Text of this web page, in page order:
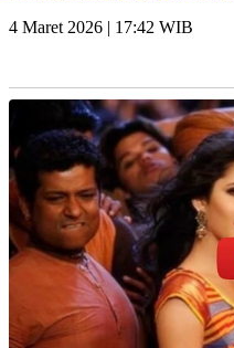
4 Maret 2026 | 17:42 WIB